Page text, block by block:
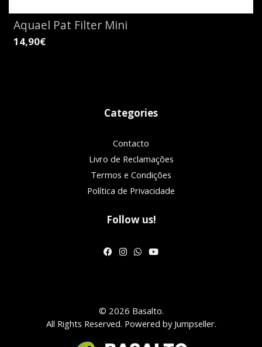
Aquael Pat Filter Mini
14,90€
Categories
Contacto
Livro de Reclamações
Termos e Condições
Política de Privacidade
Follow us!
© 2026 Basalto.
All Rights Reserved. Powered by Jumpseller.